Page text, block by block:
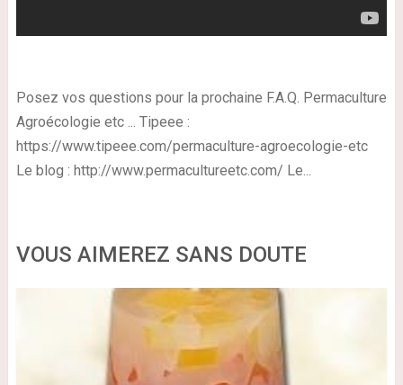
Posez vos questions pour la prochaine F.A.Q. Permaculture
Agroécologie etc ... Tipeee :
https://www.tipeee.com/permaculture-agroecologie-etc
Le blog : http://www.permacultureetc.com/ Le...
VOUS AIMEREZ SANS DOUTE